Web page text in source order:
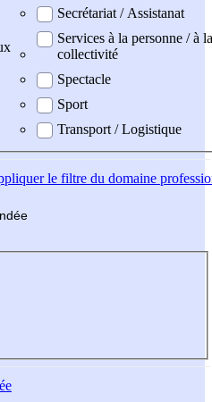
Secrétariat / Assistanat
Services à la personne / à la
collectivité
Spectacle
Sport
Transport / Logistique
le filtre du domaine